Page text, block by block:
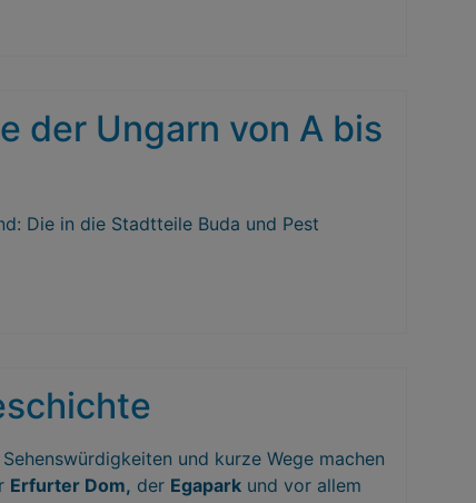
der Ungarn von A bis
Die in die Stadtteile Buda und Pest
und kurze Wege machen
Erfurter Dom, der Egapark und vor allem